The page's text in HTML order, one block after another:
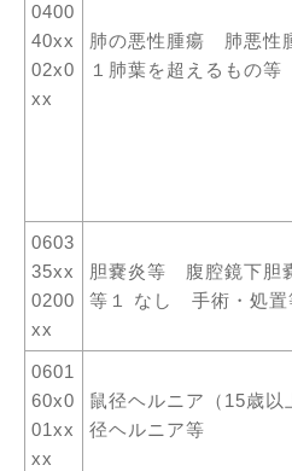
0400
40xx
02x0
xx
肺の悪性腫瘍 肺悪性
１肺葉を超えるもの
0603
35xx
0200
xx
胆嚢炎等 腹腔鏡下胆
等１ なし 手術・処置
0601
60x0
01xx
xx
鼠径ヘルニア（15歳
径ヘルニア等